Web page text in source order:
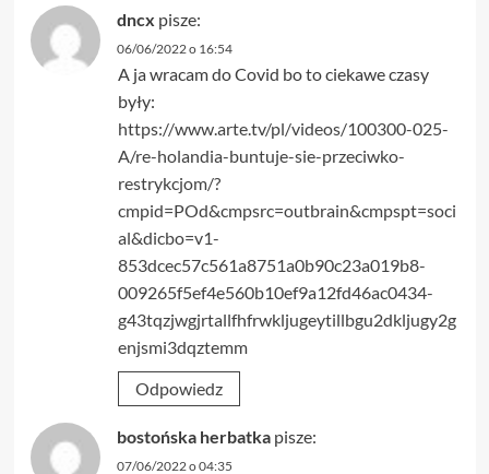
dncx pisze:
06/06/2022 o 16:54
A ja wracam do Covid bo to ciekawe czasy
były:
https://www.arte.tv/pl/videos/100300-025-
A/re-holandia-buntuje-sie-przeciwko-
restrykcjom/?
cmpid=POd&cmpsrc=outbrain&cmpspt=soci
al&dicbo=v1-
853dcec57c561a8751a0b90c23a019b8-
009265f5ef4e560b10ef9a12fd46ac0434-
g43tqzjwgjrtallfhfrwkljugeytillbgu2dkljugy2g
enjsmi3dqztemm
Odpowiedz
bostońska herbatka pisze:
07/06/2022 o 04:35